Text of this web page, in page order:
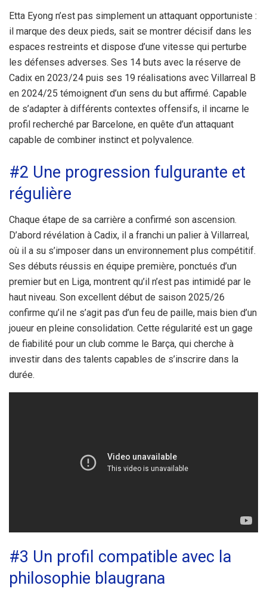
Etta Eyong n’est pas simplement un attaquant opportuniste :
il marque des deux pieds, sait se montrer décisif dans les
espaces restreints et dispose d’une vitesse qui perturbe
les défenses adverses. Ses 14 buts avec la réserve de
Cadix en 2023/24 puis ses 19 réalisations avec Villarreal B
en 2024/25 témoignent d’un sens du but affirmé. Capable
de s’adapter à différents contextes offensifs, il incarne le
profil recherché par Barcelone, en quête d’un attaquant
capable de combiner instinct et polyvalence.
#2 Une progression fulgurante et
régulière
Chaque étape de sa carrière a confirmé son ascension.
D’abord révélation à Cadix, il a franchi un palier à Villarreal,
où il a su s’imposer dans un environnement plus compétitif.
Ses débuts réussis en équipe première, ponctués d’un
premier but en Liga, montrent qu’il n’est pas intimidé par le
haut niveau. Son excellent début de saison 2025/26
confirme qu’il ne s’agit pas d’un feu de paille, mais bien d’un
joueur en pleine consolidation. Cette régularité est un gage
de fiabilité pour un club comme le Barça, qui cherche à
investir dans des talents capables de s’inscrire dans la
durée.
#3 Un profil compatible avec la
philosophie blaugrana